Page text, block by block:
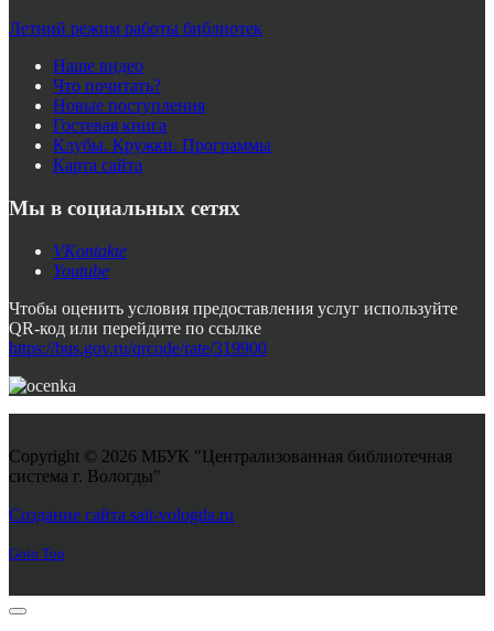
Летний режим работы библиотек
Наше видео
Что почитать?
Новые поступления
Гостевая книга
Клубы. Кружки. Программы
Карта сайта
Мы в социальных сетях
VKontakte
Youtube
Чтобы оценить условия предоставления услуг используйте
QR-код или перейдите по ссылке
https://bus.gov.ru/qrcode/rate/319900
Copyright © 2026 МБУК "Централизованная библиотечная
система г. Вологды"
Создание сайта sait-vologda.ru
Goto Top